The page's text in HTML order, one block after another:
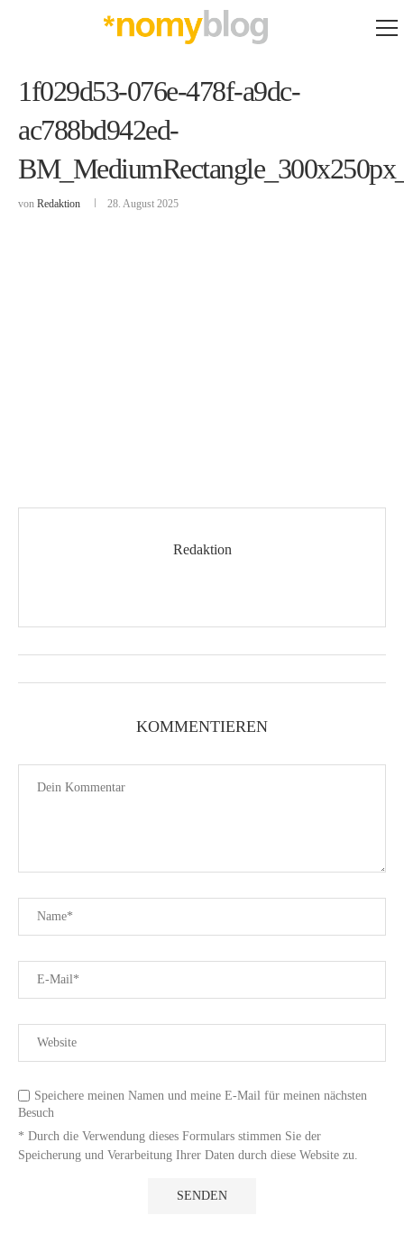
1f029d53-076e-478f-a9dc-
ac788bd942ed-
von Redaktion 28. August 2025
Redaktion
KOMMENTIEREN
Speichere meinen Namen und meine E-Mail für meinen nächsten
Besuch
* Durch die Verwendung dieses Formulars stimmen Sie der
Speicherung und Verarbeitung Ihrer Daten durch diese Website zu.